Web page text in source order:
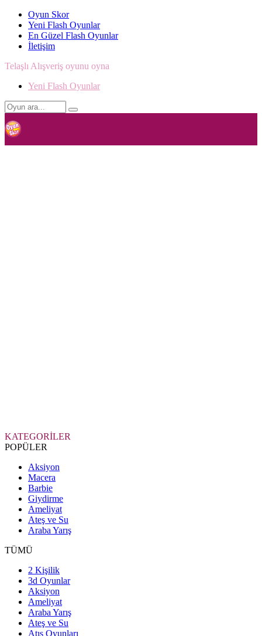
Oyun Skor
Yeni Flash Oyunlar
En Güzel Flash Oyunlar
İletişim
Telaşlı Alışveriş oyunu oyna
Yeni Flash Oyunlar
KATEGORİLER
POPÜLER
Aksiyon
Macera
Barbie
Giydirme
Ameliyat
Ateş ve Su
Araba Yarış
TÜMÜ
2 Kişilik
3d Oyunlar
Aksiyon
Ameliyat
Araba Yarış
Ateş ve Su
Atış Oyunları